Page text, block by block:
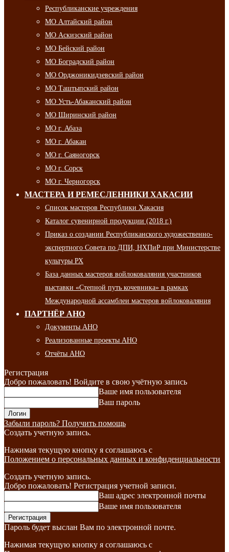
Республиканские учреждения
МО Алтайский район
МО Аскизский район
МО Бейский район
МО Боградский район
МО Орджоникидзевский район
МО Таштыпский район
МО Усть-Абаканский район
МО Ширинский район
МО г. Абаза
МО г. Абакан
МО г. Саяногорск
МО г. Сорск
МО г. Черногорск
МАСТЕРА И РЕМЕСЛЕННИКИ ХАКАСИИ
Список мастеров Республики Хакасия
Каталог сувенирной продукции (2018 г.)
Приказ о создании Республиканского художественно-
экспертного Совета по ДПИ, НХПиР при Министерстве
культуры РХ
База данных мастеров войлоковаляния участников
выставки «Степной путь кочевника» в рамках
Международной ассамблеи мастеров войлоковаляния
ПАРТНЁР АНО
Документы АНО
Реализованные проекты АНО
Отчёты АНО
Регистрация
Добро пожаловать! Войдите в свою учётную запись
Ваше имя пользователя
Ваш пароль
Забыли пароль? Получить помощь
Создать учетную запись.
Нажимая текущую кнопку я соглашаюсь с
Положением о персональных данных и конфиденциальности
Создать учетную запись.
Добро пожаловать! Регистрация учетной записи.
Ваш адрес электронной почты
Ваше имя пользователя
Пароль будет выслан Вам по электронной почте.
Нажимая текущую кнопку я соглашаюсь с